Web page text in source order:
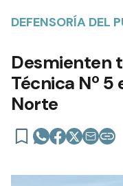
DEFENSORÍA DEL
Desmienten
Técnica Nº 5
Norte